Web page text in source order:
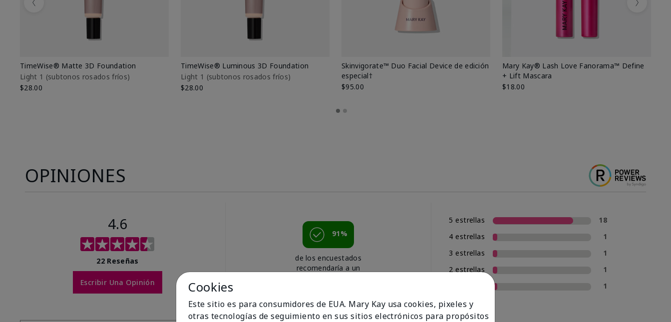
TimeWise® Matte 3D Foundation
Light 1​ (subtonos rosados fríos)
$28.00
TimeWise® Luminous 3D Foundation
Light 1​ (subtonos rosados fríos)
$28.00
Skinvigorate™ Duo Facial Device de edición
especial†
$95.00
Mary Kay® Lash Love Fanorama™ Define
+ Lift Mascara
$18.00
Previous Next
OPINIONES
4.6
22 Reseñas
Escribir Una Opinión
91%
de los encuestados
recomendaría a un
5 estrellas
18
4 estrellas
1
3 estrellas
1
2 estrellas
1
1
Cookies
Este sitio es para consumidores de EUA. Mary Kay usa cookies, pixeles y
otras tecnologías de seguimiento en sus sitios electrónicos para propósitos